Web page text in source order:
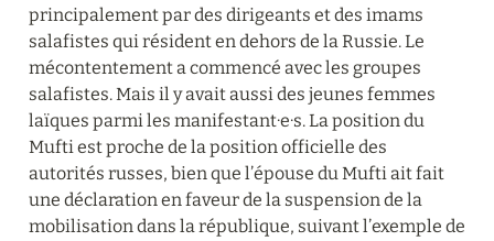
principalement par des dirigeants et des imams
salafistes qui résident en dehors de la Russie. Le
mécontentement a commencé avec les groupes
salafistes. Mais il y avait aussi des jeunes femmes
laïques parmi les manifestant·e·s. La position du
Mufti est proche de la position officielle des
autorités russes, bien que l’épouse du Mufti ait fait
une déclaration en faveur de la suspension de la
mobilisation dans la république, suivant l’exemple de